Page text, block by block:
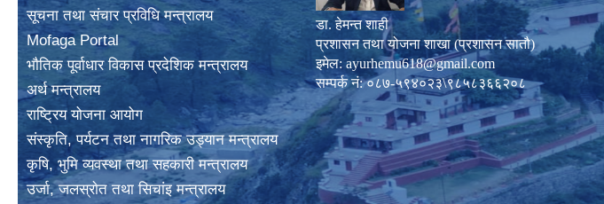
सूचना तथा संचार प्रविधि मन्त्रालय
Mofaga Portal
भाैतिक पूर्वाधार विकास प्रदेशिक मन्त्रालय
अर्थ मन्त्रालय
राष्ट्रिय योजना आयोग
संस्कृति, पर्यटन तथा नागरिक उड्यान मन्त्रालय
कृषि, भुमि व्यवस्था तथा सहकारी मन्त्रालय
उर्जा, जलस्राेत तथा सिचांइ मन्त्रालय
डा. हेमन्त शाही
प्रशासन तथा योजना शाखा (प्रशासन सातौ)
इमेल: ayurhemu618@gmail.com
सम्पर्क नं: ०८७-५९४०२३\९८५८३६६२०८